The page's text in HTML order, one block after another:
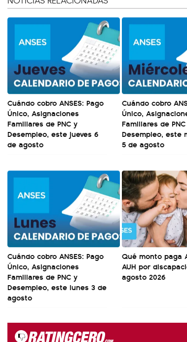
Cuándo cobro ANSES: Pago
Único, Asignaciones
Familiares de PNC y
Desempleo, este jueves 6
de agosto
Cuándo cobro
Único,
Familiares de
Desempleo, este
5 de agosto
Cuándo cobro ANSES: Pago
Único, Asignaciones
Familiares de PNC y
Desempleo, este lunes 3 de
agosto
Qué monto paga
AUH por
agosto 2026